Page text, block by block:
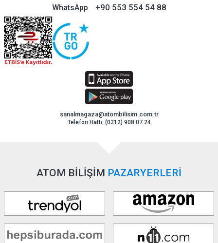
WhatsApp +90 553 554 54 88
sanalmagaza@atombilisim.com.tr
Telefon Hattı: (0212) 908 07 24
ATOM BİLİŞİM PAZARYERLERİ